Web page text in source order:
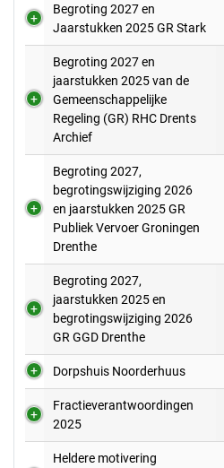
Begroting 2027 en
Jaarstukken 2025 GR Stark
Begroting 2027 en
jaarstukken 2025 van de
Gemeenschappelijke
Regeling (GR) RHC Drents
Archief
Begroting 2027,
begrotingswijziging 2026
en jaarstukken 2025 GR
Publiek Vervoer Groningen
Drenthe
Begroting 2027,
jaarstukken 2025 en
begrotingswijziging 2026
GR GGD Drenthe
Dorpshuis Noorderhuus
Fractieverantwoordingen
2025
Heldere motivering